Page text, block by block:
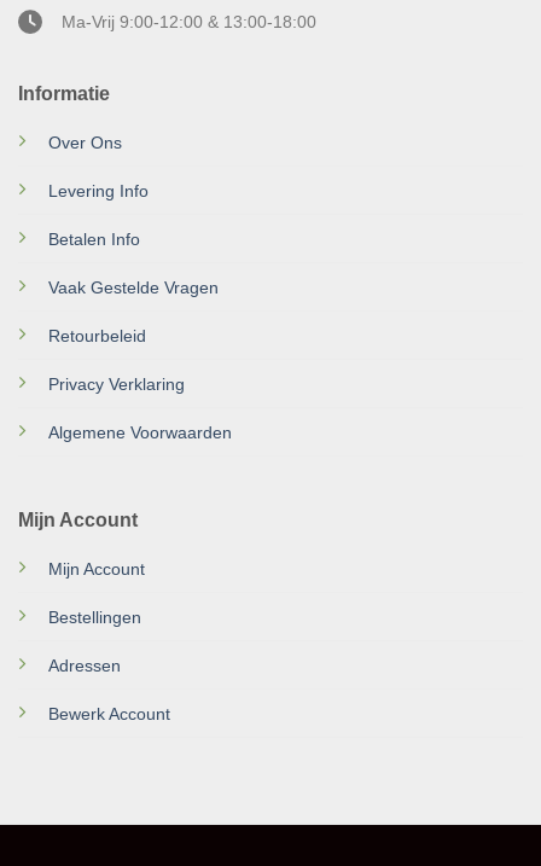
Informatie
Over Ons
Levering Info
Betalen Info
Vaak Gestelde Vragen
Retourbeleid
Privacy Verklaring
Algemene Voorwaarden
Mijn Account
Mijn Account
Bestellingen
Adressen
Bewerk Account
Ma-Vrij 9:00-12:00 & 13:00-18:00